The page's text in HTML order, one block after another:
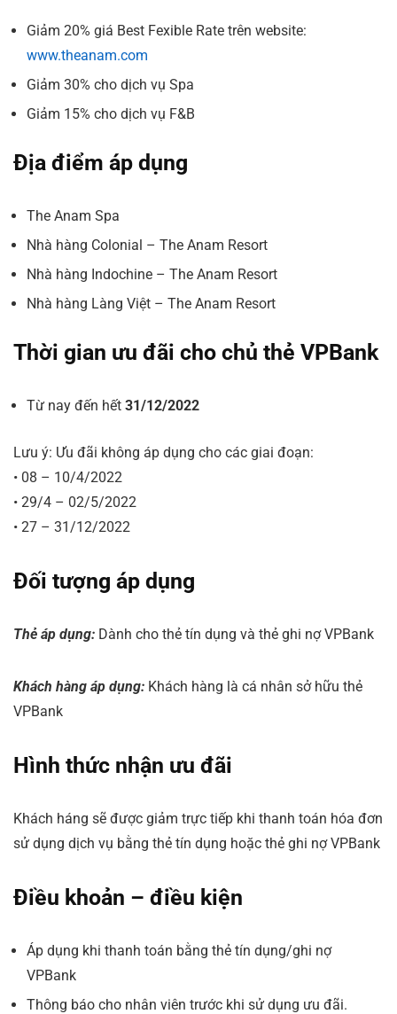
Giảm 20% giá Best Fexible Rate trên website:
www.theanam.com
Giảm 30% cho dịch vụ Spa
Giảm 15% cho dịch vụ F&B
Địa điểm áp dụng
The Anam Spa
Nhà hàng Colonial – The Anam Resort
Nhà hàng Indochine – The Anam Resort
Nhà hàng Làng Việt – The Anam Resort
Thời gian ưu đãi cho chủ thẻ VPBank
Từ nay đến hết 31/12/2022
Lưu ý: Ưu đãi không áp dụng cho các giai đoạn:
• 08 – 10/4/2022
• 29/4 – 02/5/2022
• 27 – 31/12/2022
Đối tượng áp dụng
Thẻ áp dụng: Dành cho thẻ tín dụng và thẻ ghi nợ VPBank
Khách hàng áp dụng: Khách hàng là cá nhân sở hữu thẻ
VPBank
Hình thức nhận ưu đãi
Khách háng sẽ được giảm trực tiếp khi thanh toán hóa đơn
sử dụng dịch vụ bằng thẻ tín dụng hoặc thẻ ghi nợ VPBank
Điều khoản – điều kiện
Áp dụng khi thanh toán bằng thẻ tín dụng/ghi nợ
VPBank
Thông báo cho nhân viên trước khi sử dụng ưu đãi.